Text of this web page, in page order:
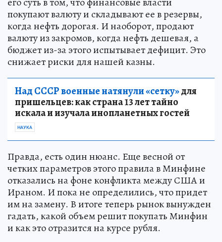
покупают валюту и складывают ее в резервы,
когда нефть дорогая. И наоборот, продают
валюту из закромов, когда нефть дешевая, а
бюджет из-за этого испытывает дефицит. Это
снижает риски для нашей казны.
Над СССР военные натянули «сетку»для
пришельцев: как страна 13 лет тайно
искала и изучала инопланетных гостей
НАУКА
Правда, есть один нюанс. Еще весной от
четких параметров этого правила в Минфине
отказались на фоне конфликта между США и
Ираном. И пока не определились, что придет
им на замену. В итоге теперь рынок вынужден
гадать, какой объем решит покупать Минфин
и как это отразится на курсе рубля.